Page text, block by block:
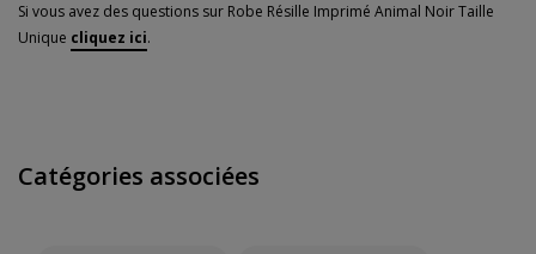
Si vous avez des questions sur Robe Résille Imprimé Animal Noir Taille
Unique cliquez ici.
Catégories associées